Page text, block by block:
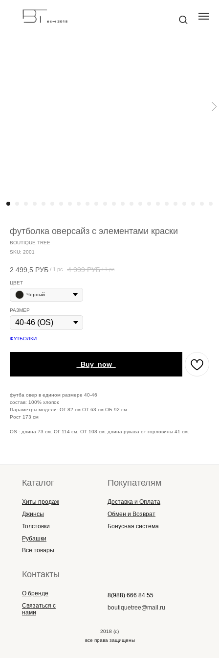
футболка оверсайз с элементами краски
BOUTIQUE TREE
SKU: 2001
2 499,5 РУБ / 1 pc 4 999 РУБ / 1 pc
ЦВЕТ
Чёрный
РАЗМЕР
ФУТБОЛКИ
_Buy_now_
футба овер в едином размере 40-46
состав: 100% хлопок
Параметры модели: ОГ 82 см ОТ 63 см ОБ 92 см
Рост 173 см
OS : длина 73 см. ОГ 114 см, ОТ 108 см. длина рукава от горловины 41 см.
8(988) 666 84 55
boutiquetree@mail.ru
2018 (с)
все права защищены
Каталог
Хиты продаж
Джинсы
Толстовки
Рубашки
Все товары
Доставка и Оплата
Обмен и Возврат
Бонусная система
О бренде
Связаться с
нами
Покупателям
Контакты